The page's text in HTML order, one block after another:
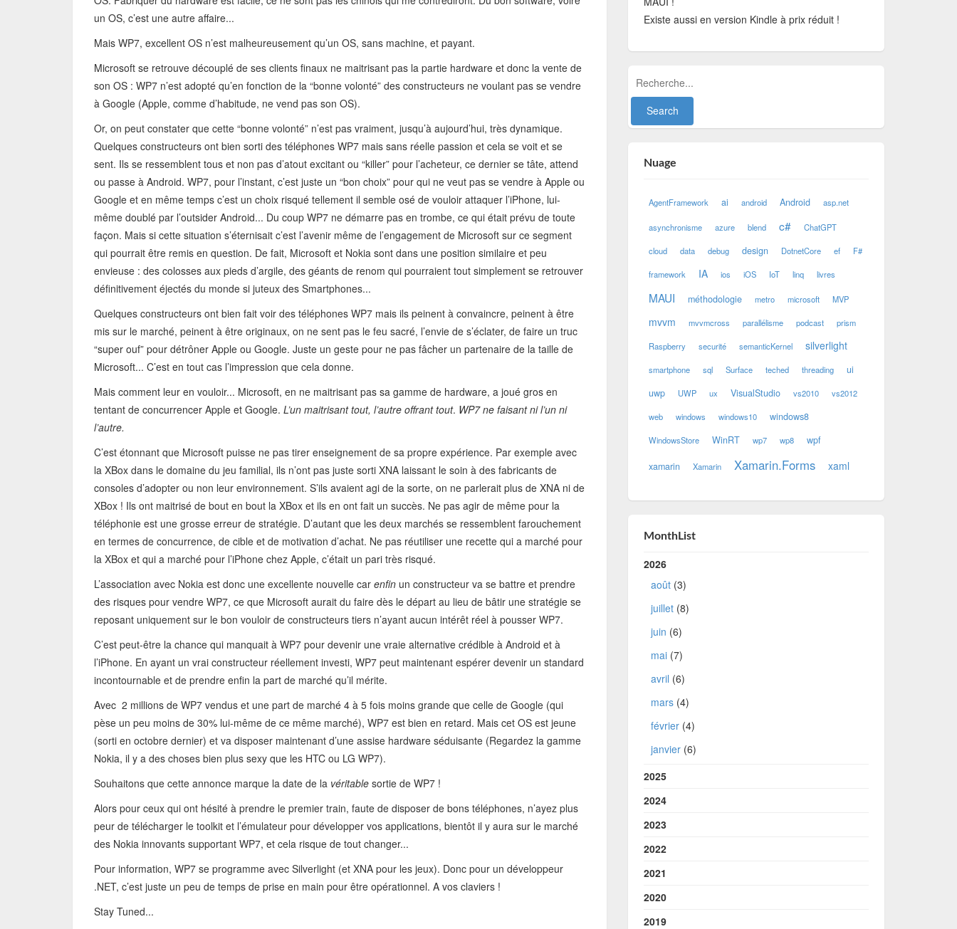
un OS, c’est une autre affaire...
Mais WP7, excellent OS n’est malheureusement qu’un OS, sans machine, et payant.
Microsoft se retrouve découplé de ses clients finaux ne maitrisant pas la partie hardware et donc la vente de
son OS : WP7 n’est adopté qu’en fonction de la “bonne volonté” des constructeurs ne voulant pas se vendre
à Google (Apple, comme d’habitude, ne vend pas son OS).
Or, on peut constater que cette “bonne volonté” n’est pas vraiment, jusqu’à aujourd’hui, très dynamique.
Quelques constructeurs ont bien sorti des téléphones WP7 mais sans réelle passion et cela se voit et se
sent. Ils se ressemblent tous et non pas d’atout excitant ou “killer” pour l’acheteur, ce dernier se tâte, attend
ou passe à Android. WP7, pour l’instant, c’est juste un “bon choix” pour qui ne veut pas se vendre à Apple ou
Google et en même temps c’est un choix risqué tellement il semble osé de vouloir attaquer l’iPhone, lui-
même doublé par l’outsider Android... Du coup WP7 ne démarre pas en trombe, ce qui était prévu de toute
façon. Mais si cette situation s’éternisait c’est l’avenir même de l’engagement de Microsoft sur ce segment
qui pourrait être remis en question. De fait, Microsoft et Nokia sont dans une position similaire et peu
envieuse : des colosses aux pieds d’argile, des géants de renom qui pourraient tout simplement se retrouver
définitivement éjectés du monde si juteux des Smartphones...
Quelques constructeurs ont bien fait voir des téléphones WP7 mais ils peinent à convaincre, peinent à être
mis sur le marché, peinent à être originaux, on ne sent pas le feu sacré, l’envie de s’éclater, de faire un truc
“super ouf” pour détrôner Apple ou Google. Juste un geste pour ne pas fâcher un partenaire de la taille de
Microsoft... C’est en tout cas l’impression que cela donne.
Mais comment leur en vouloir... Microsoft, en ne maitrisant pas sa gamme de hardware, a joué gros en
tentant de concurrencer Apple et Google. L’un maitrisant tout, l’autre offrant tout. WP7 ne faisant ni l’un ni
l’autre.
C’est étonnant que Microsoft puisse ne pas tirer enseignement de sa propre expérience. Par exemple avec
la XBox dans le domaine du jeu familial, ils n’ont pas juste sorti XNA laissant le soin à des fabricants de
consoles d’adopter ou non leur environnement. S’ils avaient agi de la sorte, on ne parlerait plus de XNA ni de
XBox ! Ils ont maitrisé de bout en bout la XBox et ils en ont fait un succès. Ne pas agir de même pour la
téléphonie est une grosse erreur de stratégie. D’autant que les deux marchés se ressemblent farouchement
en termes de concurrence, de cible et de motivation d’achat. Ne pas réutiliser une recette qui a marché pour
la XBox et qui a marché pour l’iPhone chez Apple, c’était un pari très risqué.
L’association avec Nokia est donc une excellente nouvelle car enfin un constructeur va se battre et prendre
des risques pour vendre WP7, ce que Microsoft aurait du faire dès le départ au lieu de bâtir une stratégie se
reposant uniquement sur le bon vouloir de constructeurs tiers n’ayant aucun intérêt réel à pousser WP7.
C’est peut-être la chance qui manquait à WP7 pour devenir une vraie alternative crédible à Android et à
l’iPhone. En ayant un vrai constructeur réellement investi, WP7 peut maintenant espérer devenir un standard
incontournable et de prendre enfin la part de marché qu’il mérite.
Avec 2 millions de WP7 vendus et une part de marché 4 à 5 fois moins grande que celle de Google (qui
pèse un peu moins de 30% lui-même de ce même marché), WP7 est bien en retard. Mais cet OS est jeune
(sorti en octobre dernier) et va disposer maintenant d’une assise hardware séduisante (Regardez la gamme
Nokia, il y a des choses bien plus sexy que les HTC ou LG WP7).
Souhaitons que cette annonce marque la date de la véritable sortie de WP7 !
Alors pour ceux qui ont hésité à prendre le premier train, faute de disposer de bons téléphones, n’ayez plus
peur de télécharger le toolkit et l’émulateur pour développer vos applications, bientôt il y aura sur le marché
des Nokia innovants supportant WP7, et cela risque de tout changer...
Pour information, WP7 se programme avec Silverlight (et XNA pour les jeux). Donc pour un développeur
.NET, c’est juste un peu de temps de prise en main pour être opérationnel. A vos claviers !
Stay Tuned...
Existe aussi en version Kindle à prix réduit !
Nuage
AgentFramework ai android Android asp.net
asynchronisme azure blend c# ChatGPT
cloud data debug design DotnetCore ef F#
framework IA ios iOS IoT linq livres
MAUI méthodologie metro microsoft MVP
mvvm mvvmcross parallélisme podcast prism
Raspberry securité semanticKernel silverlight
smartphone sql Surface teched threading
ui
uwp
UWP ux VisualStudio vs2010 vs2012
web windows windows10 windows8
WindowsStore WinRT wp7 wp8 wpf
xamarin Xamarin Xamarin.Forms xaml
MonthList
2026
août(3)
juillet(8)
juin (6)
mai(7)
avril (6)
mars(4)
février(4)
janvier(6)
2025
2024
2023
2022
2021
2020
2019